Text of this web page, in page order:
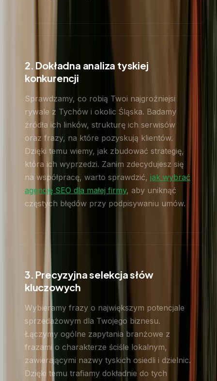
2. Dokładna analiza tyskiej
konkurencji
Sprawdzamy, co robią Twoi najgroźniejsi
rywale z Tychów i okolic Śląska. Badamy
źródła ich linków, strukturę ich serwisów
oraz frazy, na które pozyskują klientów.
Dzięki temu wiemy, jak zbudować strategię,
która ich wyprzedzi. Zanim zdecydujesz się
na współpracę, warto sprawdzić, jak wybrać
agencję SEO dla małej firmy, aby uniknąć
częstych błędów przy podpisywaniu umów.
3. Precyzyjna selekcja słów
kluczowych
Wybieramy frazy o największym potencjale
sprzedażowym dla Twojego biznesu.
Łączymy ogólne zapytania branżowe z
frazami o charakterze ściśle lokalnym,
zawierającymi nazwy tyskich osiedli i dzielnic.
Dzięki temu trafiamy dokładnie do tych